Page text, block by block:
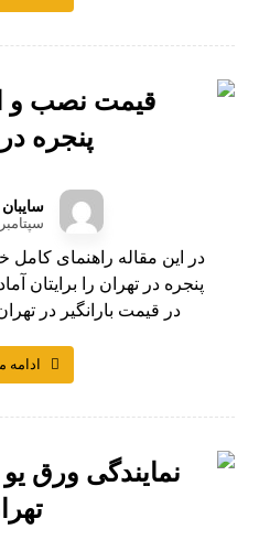
قیمت نصب و
پنجره
سپتامبر 29, 2025
در این مقاله راهنمای کامل
پنجره در تهران را برایتان
در قیمت بارانگیر در
نمایندگی ورق